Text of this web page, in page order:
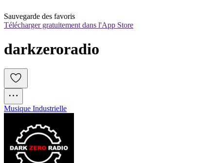
Sauvegarde des favoris
Télécharger gratuitement dans l'App Store
darkzeroradio
Musique Industrielle